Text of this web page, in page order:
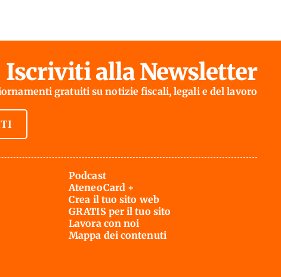
Iscriviti alla Newsletter
gratuiti su notizie fiscali, legali e del lavoro
Podcast
AteneoCard +
Crea il tuo sito web
GRATIS per il tuo sito
Lavora con noi
Mappa dei contenuti